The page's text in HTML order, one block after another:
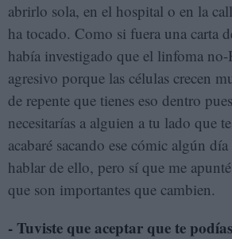
abrirlo sola, en el hospital o en la
ha tocado. Como si fuera una carta
había investigado que el linfoma
agresivo porque las células crecen
de repente que tienes eso dentro
necesitarías a alguien a tu lado que
acabaré sacando ese cómic algún
hablar de ello, pero sí que me
que son importantes que cambien.
- Tuviste que aceptar que te